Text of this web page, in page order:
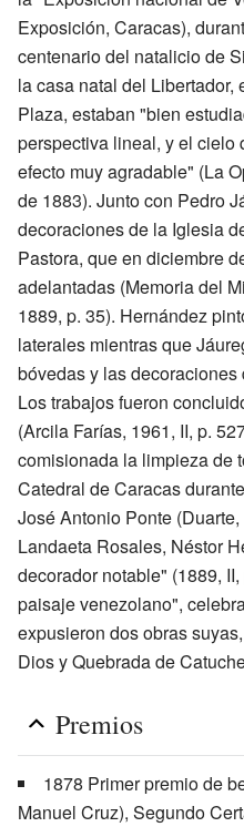
Exposición, Caracas),
centenario del natalicio de
la casa natal del
Plaza, estaban "bien
perspectiva lineal, y el cielo
efecto muy agradable" (La
de 1883). Junto con Pedro
decoraciones de la Iglesia
Pastora, que en diciembre
adelantadas (Memoria del
1889, p. 35). Hernández
laterales mientras que
bóvedas y las
Los trabajos fueron
(Arcila Farías, 1961, II, p.
comisionada la limpieza de
Catedral de Caracas
José Antonio Ponte
Landaeta Rosales, Néstor
decorador notable" (1889,
paisaje venezolano",
expusieron dos obras
Dios y Quebrada de
Premios
1878 Primer premio de
Manuel Cruz), Segundo